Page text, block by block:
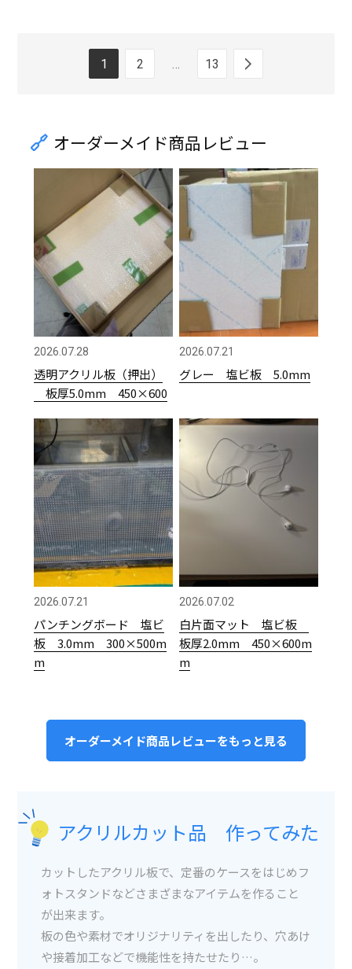
1 2 13
オーダーメイド商品レビュー
2026.07.28
透明アクリル板（押出）
板厚5.0mm 450×600
2026.07.21
グレー 塩ビ板 5.0mm
2026.07.21
パンチングボード 塩ビ
板 3.0mm 300×500m
m
2026.07.02
白片面マット 塩ビ板
板厚2.0mm 450×600m
m
オーダーメイド商品レビューをもっと見る
アクリルカット品 作ってみた
カットしたアクリル板で、定番のケースをはじめフ
ォトスタンドなどさまざまなアイテムを作ること
が出来ます。
板の色や素材でオリジナリティを出したり、穴あけ
や接着加工などで機能性を持たせたり…。